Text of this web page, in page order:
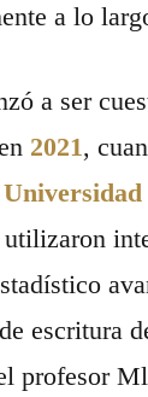
a lo
a ser
2021,
escritura
profesor